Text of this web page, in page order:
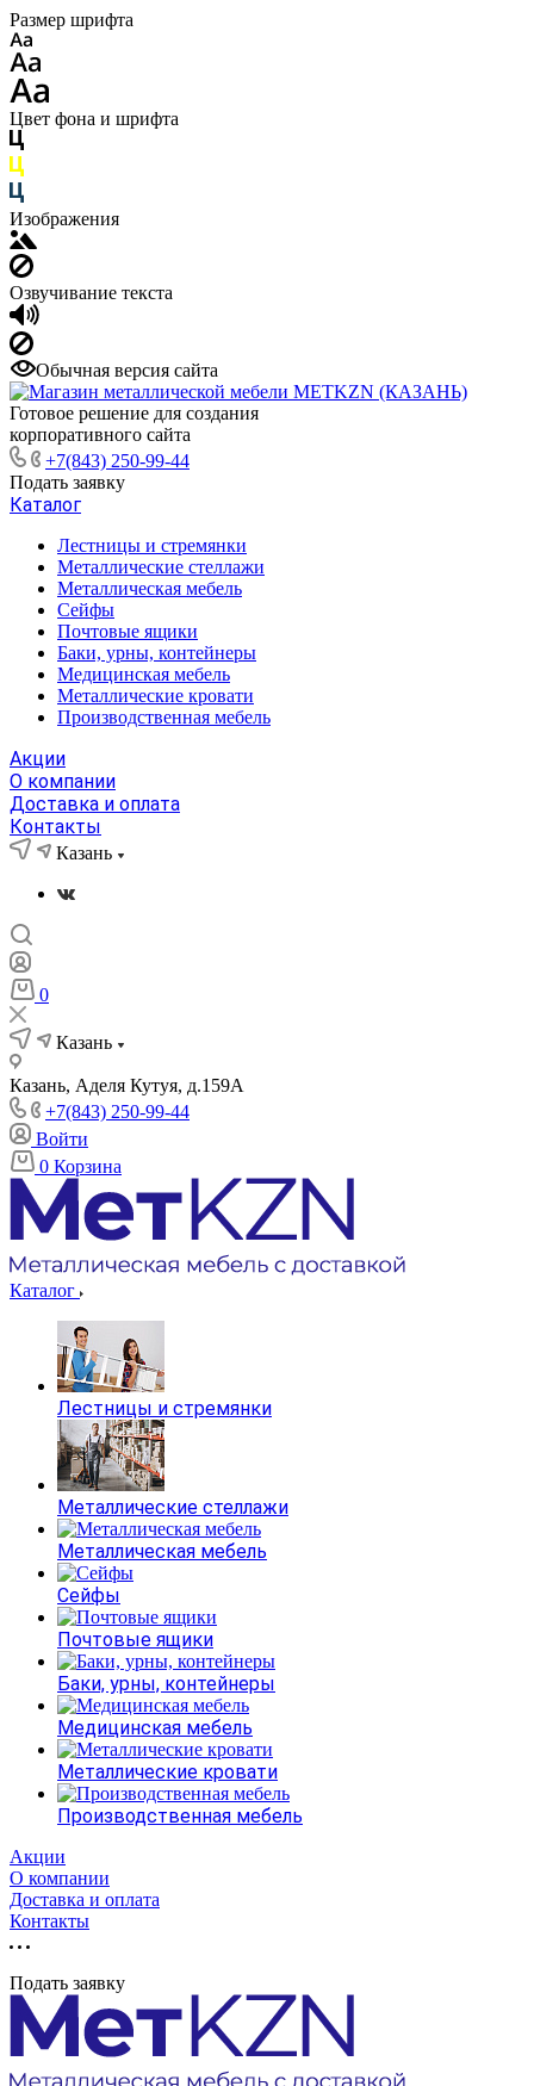
Размер шрифта
Цвет фона и шрифта
Изображения
Озвучивание текста
Обычная версия сайта
Готовое решение для создания
корпоративного сайта
+7(843) 250-99-44
Подать заявку
Каталог
Лестницы и стремянки
Металлические стеллажи
Металлическая мебель
Сейфы
Почтовые ящики
Баки, урны, контейнеры
Медицинская мебель
Металлические кровати
Производственная мебель
Акции
О компании
Доставка и оплата
Контакты
Казань
0
Казань
Казань, Аделя Кутуя, д.159А
+7(843) 250-99-44
Войти
0 Корзина
Каталог
Лестницы и стремянки
Металлические стеллажи
Металлическая мебель
Сейфы
Почтовые ящики
Баки, урны, контейнеры
Медицинская мебель
Металлические кровати
Производственная мебель
Акции
О компании
Доставка и оплата
Контакты
Подать заявку